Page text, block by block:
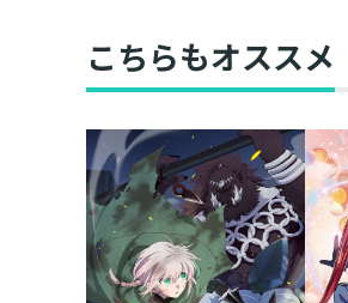
こちらもオススメ